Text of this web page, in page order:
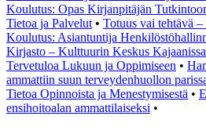
Koulutus: Opas Kirjanpitäjän
Tietoa ja Palvelut • Totuus vai tehtävä –
Koulutus: Asiantuntija
Kirjasto – Kulttuurin Keskus Kajaanissa
Tervetuloa Lukuun ja Oppimiseen •
ammattiin suun terveydenhuollon
Tietoa Opinnoista ja Menestymisestä •
ensihoitoalan ammattilaiseksi •